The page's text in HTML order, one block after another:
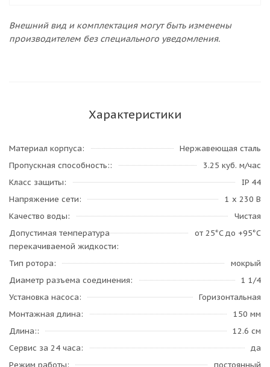
Внешний вид и комплектация могут быть изменены
производителем без специального уведомления.
Характеристики
Материал корпуса
Нержавеющая сталь
Пропускная способность:
3.25 куб. м/час
Класс защиты
IP 44
Напряжение сети
1 х 230 В
Качество воды
Чистая
Допустимая температура
перекачиваемой жидкости
от 25°C до +95°C
Тип ротора
мокрый
Диаметр разъема соединения
1 1/4
Установка насоса
Горизонтальная
Монтажная длина
150 мм
Длина:
12.6 см
Сервис за 24 часа
да
Режим работы
постоянный